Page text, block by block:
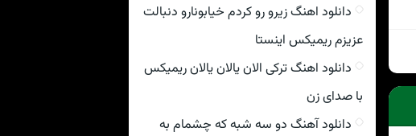
دانلود اهنگ زیرو رو کردم خیابونارو دنبالت
عزیزم ریمیکس اینستا
دانلود اهنگ ترکی الان یالان یالان ریمیکس
با صدای زن
دانلود آهنگ دو سه شبه که چشمام به